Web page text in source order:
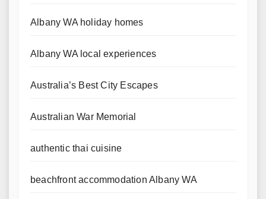
Albany WA holiday homes
Albany WA local experiences
Australia’s Best City Escapes
Australian War Memorial
authentic thai cuisine
beachfront accommodation Albany WA